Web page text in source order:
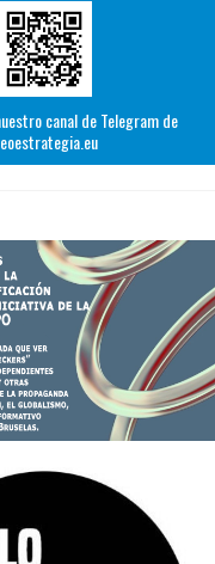
canal de Telegram de